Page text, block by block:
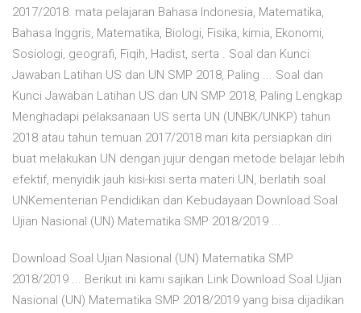
2017/2018. mata pelajaran Bahasa Indonesia, Matematika,
Bahasa Inggris, Matematika, Biologi, Fisika, kimia, Ekonomi,
Sosiologi, geografi, Fiqih, Hadist, serta . Soal dan Kunci
Jawaban Latihan US dan UN SMP 2018, Paling ... Soal dan
Kunci Jawaban Latihan US dan UN SMP 2018, Paling Lengkap
Menghadapi pelaksanaan US serta UN (UNBK/UNKP) tahun
2018 atau tahun temuan 2017/2018 mari kita persiapkan diri
buat melakukan UN dengan jujur dengan metode belajar lebih
efektif, menyidik jauh kisi-kisi serta materi UN, berlatih soal
UNKementerian Pendidikan dan Kebudayaan Download Soal
Ujian Nasional (UN) Matematika SMP 2018/2019 ...
Download Soal Ujian Nasional (UN) Matematika SMP
2018/2019 ... Berikut ini kami sajikan Link Download Soal Ujian
Nasional (UN) Matematika SMP 2018/2019 yang bisa dijadikan